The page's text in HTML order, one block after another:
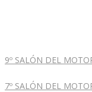
9º SALÓN DEL
7º SALÓN DEL